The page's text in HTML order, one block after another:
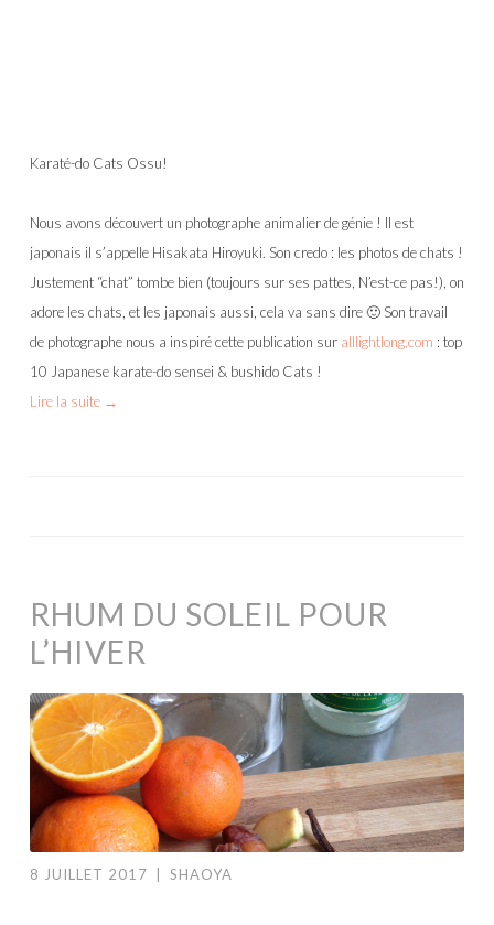
Karaté-do Cats Ossu!
Nous avons découvert un photographe animalier de génie ! Il est
japonais il s’appelle Hisakata Hiroyuki. Son credo : les photos de chats !
Justement “chat” tombe bien (toujours sur ses pattes, N’est-ce pas!), on
adore les chats, et les japonais aussi, cela va sans dire 🙂 Son travail
de photographe nous a inspiré cette publication sur alllightlong.com : top
10 Japanese karate-do sensei & bushido Cats !
Lire la suite →
RHUM DU SOLEIL POUR
L’HIVER
8 JUILLET 2017 SHAOYA